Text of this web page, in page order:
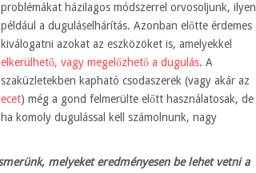
problémákat házilagos módszerrel orvosoljunk, ilyen
például a duguláselhárítás. Azonban előtte érdemes
kiválogatni azokat az eszközöket is, amelyekkel
elkerülhető, vagy megelőzhető a dugulás. A
szaküzletekben kapható csodaszerek (vagy akár az
ecet) még a gond felmerülte előtt használatosak, de
ha komoly dugulással kell számolnunk, nagy
melyeket eredményesen be lehet vetni a